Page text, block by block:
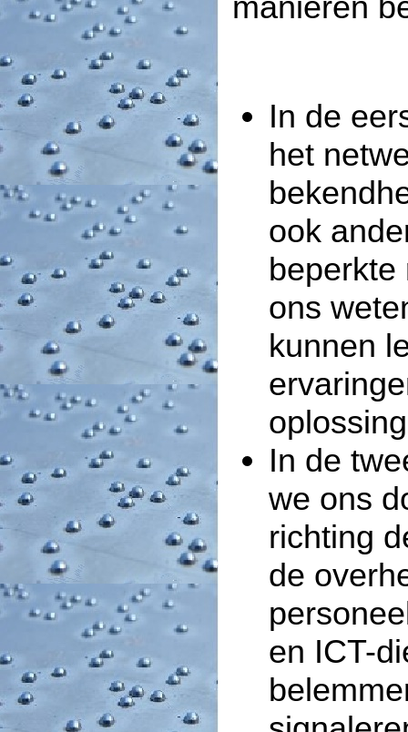
In de
het
ook
beperkte
ons
kunnen
In de
we ons
richting
de
en ICT-